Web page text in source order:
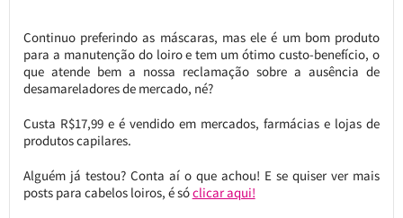
Continuo preferindo as máscaras, mas ele é um bom produto
para a manutenção do loiro e tem um ótimo custo-benefício, o
que atende bem a nossa reclamação sobre a ausência de
desamareladores de mercado, né?
Custa R$17,99 e é vendido em mercados, farmácias e lojas de
produtos capilares.
Alguém já testou? Conta aí o que achou! E se quiser ver mais
posts para cabelos loiros, é sóclicar aqui!